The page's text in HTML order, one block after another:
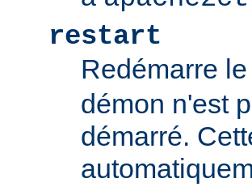
restart
Redémarre
démon n'est
démarré.